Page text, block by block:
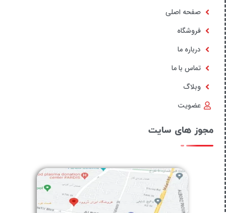
صفحه اصلی
فروشگاه
درباره ما
تماس با ما
وبلاگ
عضویت
مجوز های سایت